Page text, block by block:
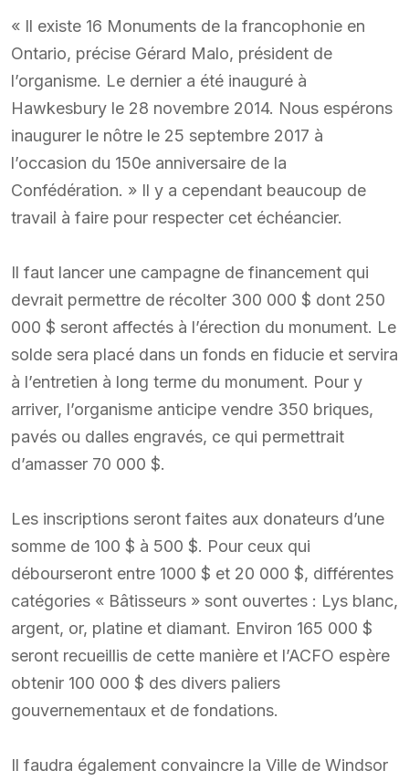
« Il existe 16 Monuments de la francophonie en
Ontario, précise Gérard Malo, président de
l’organisme. Le dernier a été inauguré à
Hawkesbury le 28 novembre 2014. Nous espérons
inaugurer le nôtre le 25 septembre 2017 à
l’occasion du 150e anniversaire de la
Confédération. » Il y a cependant beaucoup de
travail à faire pour respecter cet échéancier.
Il faut lancer une campagne de financement qui
devrait permettre de récolter 300 000 $ dont 250
000 $ seront affectés à l’érection du monument. Le
solde sera placé dans un fonds en fiducie et servira
à l’entretien à long terme du monument. Pour y
arriver, l’organisme anticipe vendre 350 briques,
pavés ou dalles engravés, ce qui permettrait
d’amasser 70 000 $.
Les inscriptions seront faites aux donateurs d’une
somme de 100 $ à 500 $. Pour ceux qui
débourseront entre 1000 $ et 20 000 $, différentes
catégories « Bâtisseurs » sont ouvertes : Lys blanc,
argent, or, platine et diamant. Environ 165 000 $
seront recueillis de cette manière et l’ACFO espère
obtenir 100 000 $ des divers paliers
gouvernementaux et de fondations.
Il faudra également convaincre la Ville de Windsor